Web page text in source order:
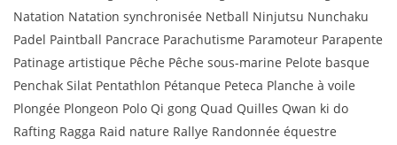
Natation Natation synchronisée Netball Ninjutsu Nunchaku
Padel Paintball Pancrace Parachutisme Paramoteur Parapente
Patinage artistique Pêche Pêche sous-marine Pelote basque
Penchak Silat Pentathlon Pétanque Peteca Planche à voile
Plongée Plongeon Polo Qi gong Quad Quilles Qwan ki do
Rafting Ragga Raid nature Rallye Randonnée équestre